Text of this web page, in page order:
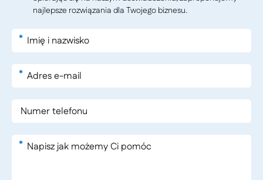
najlepsze rozwiązania dla Twojego biznesu.
*
*
*